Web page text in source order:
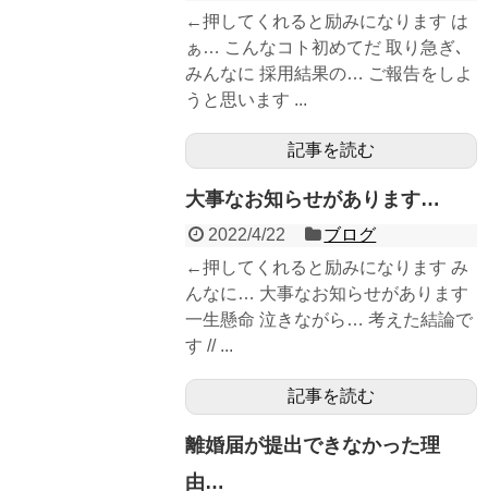
←押してくれると励みになります は
ぁ… こんなコト初めてだ 取り急ぎ､
みんなに 採用結果の… ご報告をしよ
うと思います ...
記事を読む
大事なお知らせがあります…
2022/4/22
ブログ
←押してくれると励みになります み
んなに… 大事なお知らせがあります
一生懸命 泣きながら… 考えた結論で
す // ...
記事を読む
離婚届が提出できなかった理
由…